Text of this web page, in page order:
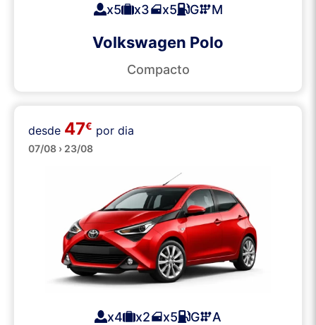
x5 x3 x5 G M
Volkswagen Polo
Compacto
Pequenos
desde 47€ por dia
07/08 › 23/08
x4 x2 x5 G A